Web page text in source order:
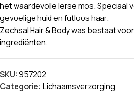
het waardevolle Ierse mos. Speciaal
gevoelige huid en futloos haar.
Zechsal Hair & Body was bestaat
ingrediënten.
SKU:957202
Categorie: Lichaamsverzorging